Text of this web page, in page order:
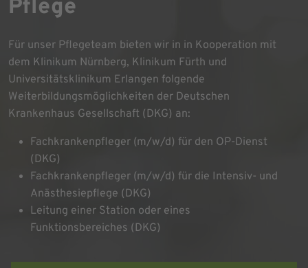
Pflege
Für unser Pflegeteam bieten wir in in Kooperation mit
dem Klinikum Nürnberg, Klinikum Fürth und
Universitätsklinikum Erlangen folgende
Weiterbildungsmöglichkeiten der Deutschen
Krankenhaus Gesellschaft (DKG) an:
Fachkrankenpfleger (m/w/d) für den OP-Dienst
(DKG)
Fachkrankenpfleger (m/w/d) für die Intensiv- und
Anästhesiepflege (DKG)
Leitung einer Station oder eines
Funktionsbereiches (DKG)